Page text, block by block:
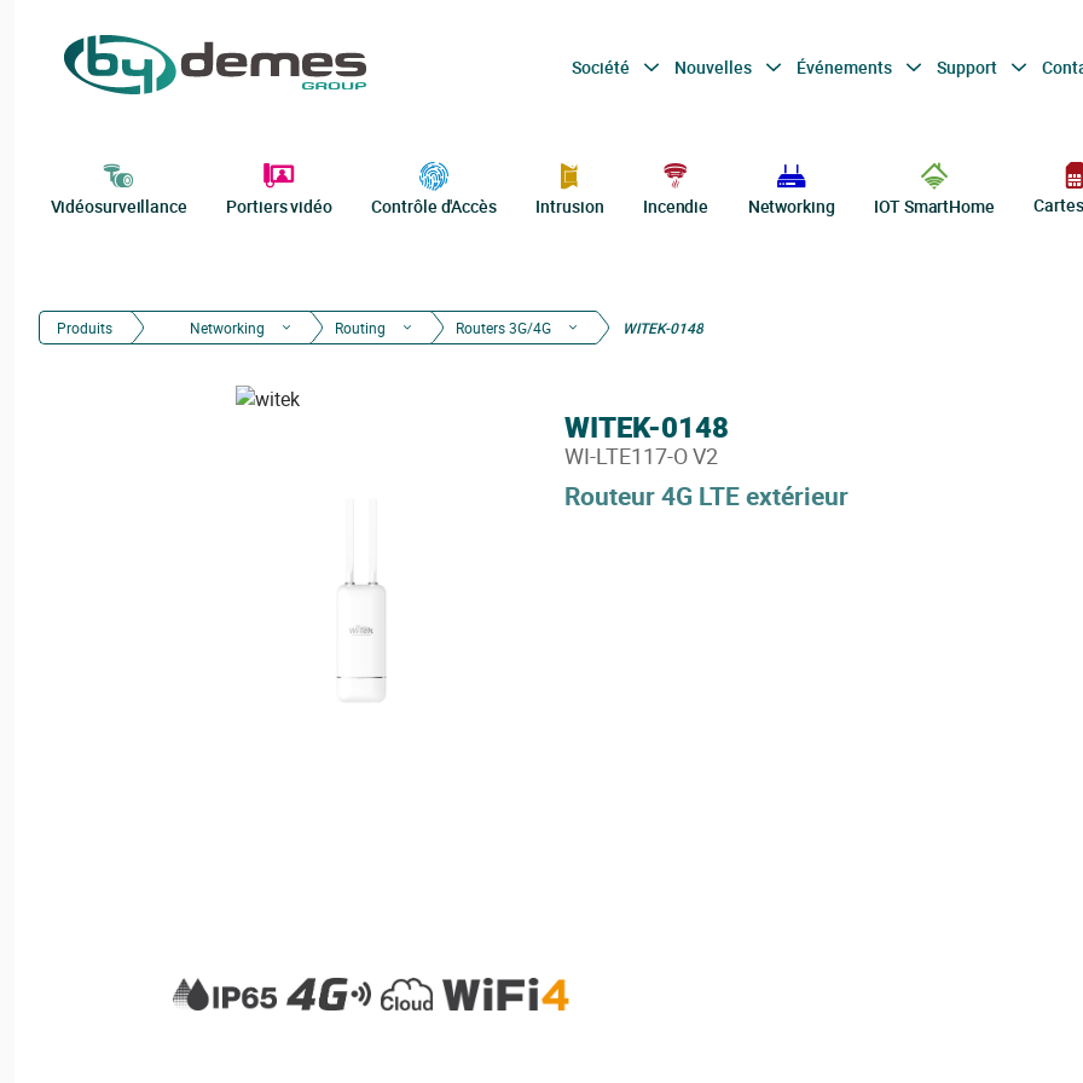
Société Nouvelles Événements Support
Vidéosurveillance Portiers vidéo Contrôle d'Accès Intrusion Incendie Networking IOT SmartHome
Produits Networking Routing Routers 3G/4G WITEK-0148
Routeur 4G LTE extérieur
WITEK-0148
WI-LTE117-O V2